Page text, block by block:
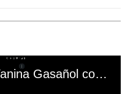
El mal momento de Yanina Gasañol con un hincha argentino en "Subrayado"